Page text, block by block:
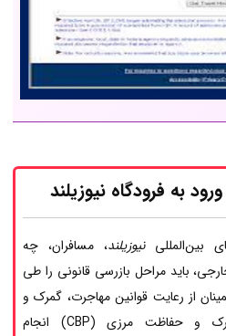
به فرودگاه نیوزیلند
بین‌المللینیوزیلند، مسافران، چه
باید مراحل بازرسی قانونی را طی
از رعایت قوانین مهاجرت، گمرک و
کشاورزی توسط افسران گمرک و حفاظت مرزی (CBP) انجام